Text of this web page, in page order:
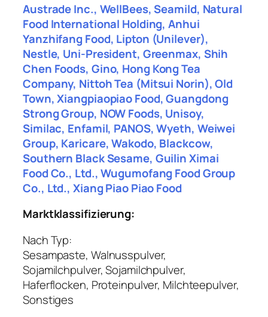
Austrade Inc., WellBees, Seamild, Natural
Food International Holding, Anhui
Yanzhifang Food, Lipton (Unilever),
Nestle, Uni-President, Greenmax, Shih
Chen Foods, Gino, Hong Kong Tea
Company, Nittoh Tea (Mitsui Norin), Old
Town, Xiangpiaopiao Food, Guangdong
Strong Group, NOW Foods, Unisoy,
Similac, Enfamil, PANOS, Wyeth, Weiwei
Group, Karicare, Wakodo, Blackcow,
Southern Black Sesame, Guilin Ximai
Food Co., Ltd., Wugumofang Food Group
Co., Ltd., Xiang Piao Piao Food
Marktklassifizierung:
Nach Typ:
Sesampaste, Walnusspulver,
Sojamilchpulver, Sojamilchpulver,
Haferflocken, Proteinpulver, Milchteepulver,
Sonstiges